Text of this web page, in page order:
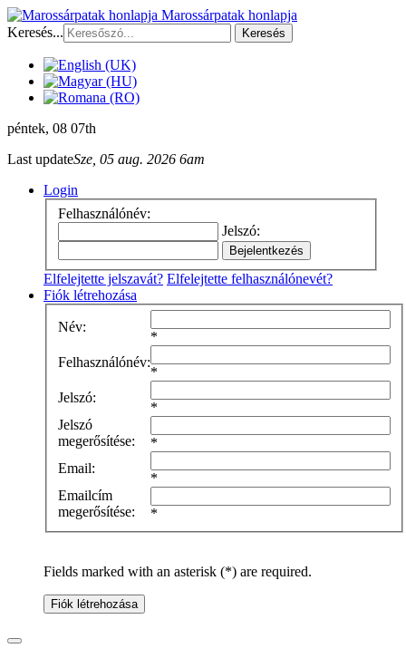
Marossárpatak honlapja
Keresés...
Keresés
péntek, 08 07th
Last updateSze, 05 aug. 2026 6am
Login
Felhasználónév:
Jelszó:
Elfelejtette jelszavát? Elfelejtette felhasználónevét?
Fiók létrehozása
Név:
*
Felhasználónév:
*
Jelszó:
*
Jelszó
megerősítése:
*
Email:
*
Emailcím
megerősítése:
*
Fields marked with an asterisk (*) are required.
Fiók létrehozása